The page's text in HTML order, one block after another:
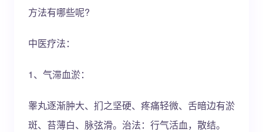
方法有哪些呢?
中医疗法：
1、气滞血淤：
睾丸逐渐肿大、扪之坚硬、疼痛轻微、舌暗边有淤
斑、苔薄白、脉弦滑。治法：行气活血，散结。